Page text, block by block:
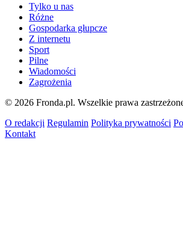
Tylko u nas
Różne
Gospodarka głupcze
Z internetu
Sport
Pilne
Wiadomości
Zagrożenia
© 2026 Fronda.pl. Wszelkie prawa
O redakcji Regulamin Polityka prywatności
Kontakt